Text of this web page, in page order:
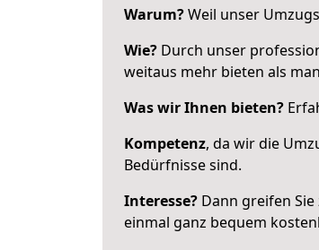
Warum?Weil unser
Wie? Durch unser
weitaus mehr bieten als
Was wir Ihnen bieten?
Kompetenz, da wir die
Bedürfnisse sind.
Interesse? Dann greifen
einmal ganz bequem